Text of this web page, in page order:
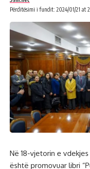
Përditësimi i fundit: 2024/01/21 at
Në 18-vjetorin e
është promovuar libri